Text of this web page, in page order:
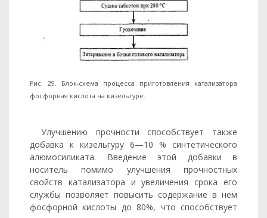
Рис. 29. Блок-схема процесса приготовления катализатора
фосфорная кислота на кизельгуре.
Улучшению прочности способствует также
добавка к кизель­гуру 6—10 % синтетического
алюмосиликата. Введение этой до­бавки в
носитель помимо улучшения прочностных
свойств ката­лизатора и увеличения срока его
службы позволяет повысить со­держание в нем
фосфорной кислоты до 80%, что способствует